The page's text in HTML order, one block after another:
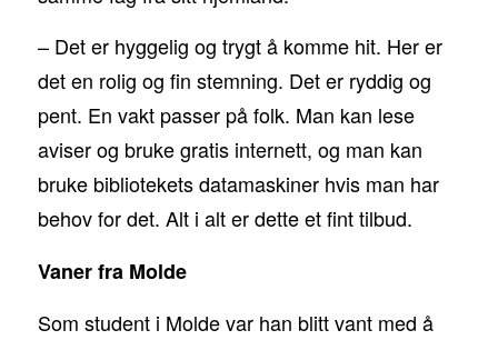
– Det er hyggelig og trygt å komme hit. Her er
det en rolig og fin stemning. Det er ryddig og
pent. En vakt passer på folk. Man kan lese
aviser og bruke gratis internett, og man kan
bruke bibliotekets datamaskiner hvis man har
behov for det. Alt i alt er dette et fint tilbud.
Vaner fra Molde
Som student i Molde var han blitt vant med å